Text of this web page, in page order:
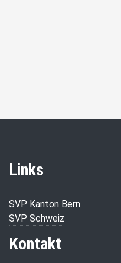
Links
SVP Kanton Bern
SVP Schweiz
Kontakt